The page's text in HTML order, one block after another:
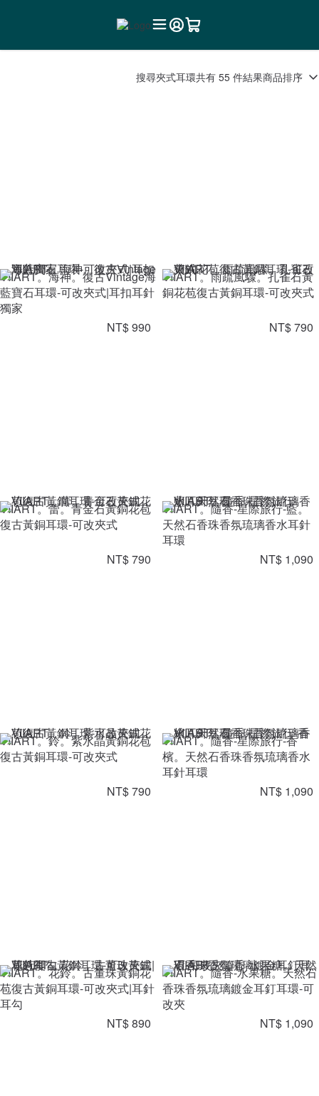
搜尋夾式耳環共有 55 件結果商品排序
VIIART。海神。復古Vintage海
藍寶石耳環-可改夾式|耳扣耳針
獨家
NT$ 990
VIIART。雨疏風驟。孔雀石黃
銅花苞復古黃銅耳環-可改夾式
NT$ 790
VIIART。蕾。青金石黃銅花苞
復古黃銅耳環-可改夾式
NT$ 790
VIIART。隨香-星際旅行-藍。
天然石香珠香氛琉璃香水耳針
耳環
NT$ 1,090
VIIART。鈴。紫水晶黃銅花苞
復古黃銅耳環-可改夾式
NT$ 790
VIIART。隨香-星際旅行-香
檳。天然石香珠香氛琉璃香水
耳針耳環
NT$ 1,090
VIIART。花鈴。古董珠黃銅花
苞復古黃銅耳環-可改夾式|耳針
耳勾
NT$ 890
VIIART。隨香-水果糖。天然石
香珠香氛琉璃鍍金耳釘耳環-可
改夾
NT$ 1,090